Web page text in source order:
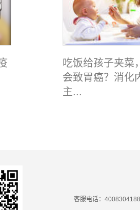
吃饭给孩子夹菜
会致胃癌？消化
主...
客服电话：4008304188